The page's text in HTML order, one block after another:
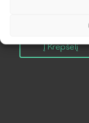
18.99
price
was:
price
is:
Į Krepšelį